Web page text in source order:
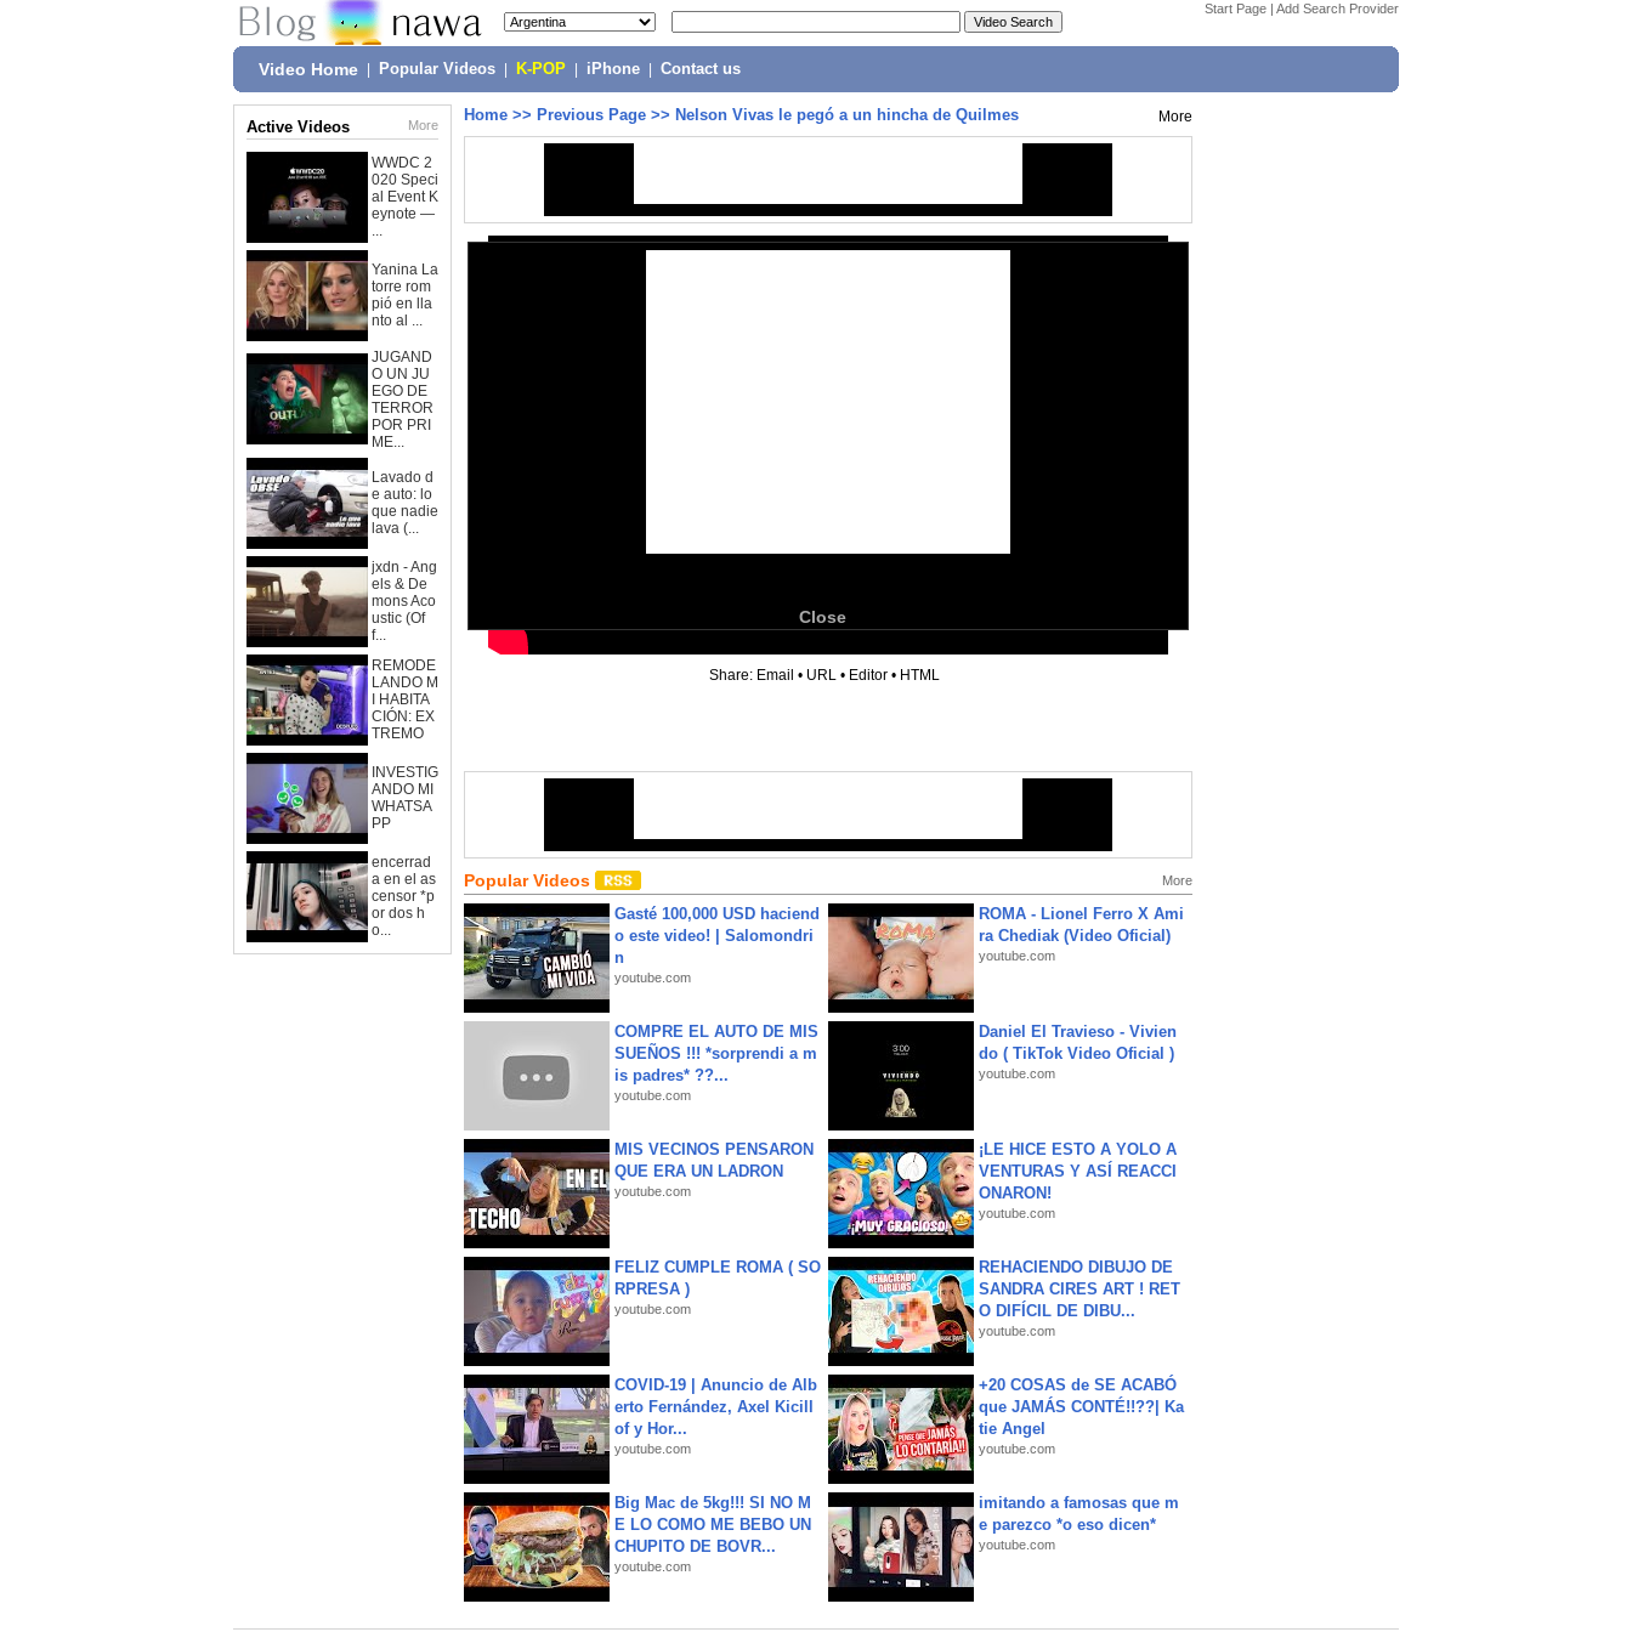
Start Page | Add Search Provider
Video Home Popular Videos K-POP iPhone Contact us
Active Videos More
WWDC 2
020 Speci
al Event K
eynote —
...
Yanina La
torre rom
pió en lla
nto al ...
JUGAND
O UN JU
EGO DE
TERROR
POR PRI
ME...
Lavado d
e auto: lo
que nadie
lava (...
jxdn - Ang
els & De
mons Aco
ustic (Of
f...
REMODE
LANDO M
I HABITA
CIÓN: EX
TREMO
INVESTIG
ANDO MI
WHATSA
PP
encerrad
a en el as
censor *p
or dos h
o...
Home >> Previous Page >> Nelson Vivas le pegó a un hincha de Quilmes More
Close
Share: Email • URL • Editor • HTML
Popular Videos More
Gasté 100,000 USD haciend
o este video! | Salomondri
n
youtube.com
ROMA - Lionel Ferro X Ami
ra Chediak (Video Oficial)
youtube.com
COMPRE EL AUTO DE MIS
SUEÑOS !!! *sorprendi a m
is padres* ??...
youtube.com
Daniel El Travieso - Vivien
do ( TikTok Video Oficial )
youtube.com
MIS VECINOS PENSARON
QUE ERA UN LADRON
youtube.com
¡LE HICE ESTO A YOLO A
VENTURAS Y ASÍ REACCI
ONARON!
youtube.com
FELIZ CUMPLE ROMA ( SO
RPRESA )
youtube.com
REHACIENDO DIBUJO DE
SANDRA CIRES ART ! RET
O DIFÍCIL DE DIBU...
youtube.com
COVID-19 | Anuncio de Alb
erto Fernández, Axel Kicill
of y Hor...
youtube.com
+20 COSAS de SE ACABÓ
que JAMÁS CONTÉ!!??| Ka
tie Angel
youtube.com
Big Mac de 5kg!!! SI NO M
E LO COMO ME BEBO UN
CHUPITO DE BOVR...
youtube.com
imitando a famosas que m
e parezco *o eso dicen*
youtube.com